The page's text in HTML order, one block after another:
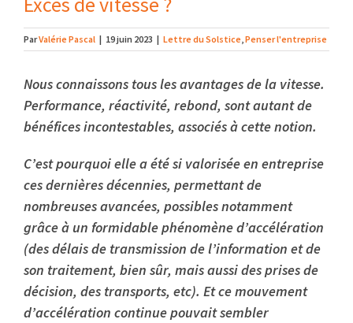
ParValérie Pascal | 19 juin 2023 | Lettre du Solstice Penser l'entreprise
Nous connaissons tous les avantages de la vitesse.
Performance, réactivité, rebond, sont autant de
bénéfices incontestables, associés à cette notion.
C’est pourquoi elle a été si valorisée en entreprise
ces dernières décennies, permettant de
nombreuses avancées, possibles notamment
grâce à un formidable phénomène d’accélération
(des délais de transmission de l’information et de
son traitement, bien sûr, mais aussi des prises de
décision, des transports, etc). Et ce mouvement
d’accélération continue pouvait sembler